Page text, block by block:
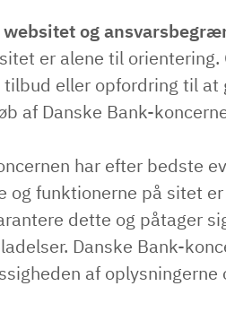
og
er alene til
eller opfordring til at
af Danske Bank-
har efter bedste
og funktionerne på sitet
dette og påtager
Danske Bank-
af oplysningerne